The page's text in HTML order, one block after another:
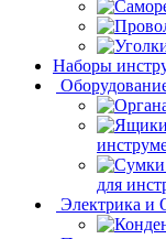
Наборы
для
Электрика и